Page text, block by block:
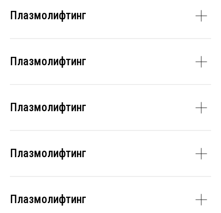
Плазмолифтинг
Плазмолифтинг
Плазмолифтинг
Плазмолифтинг
Плазмолифтинг